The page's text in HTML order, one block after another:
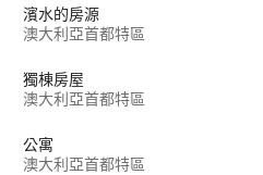
濱水的房源
澳大利亞首都特區
獨棟房屋
澳大利亞首都特區
公寓
澳大利亞首都特區